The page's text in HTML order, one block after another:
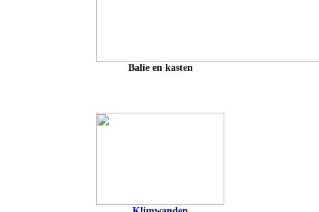
Balie en kasten